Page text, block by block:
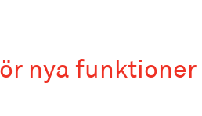
nya funktioner